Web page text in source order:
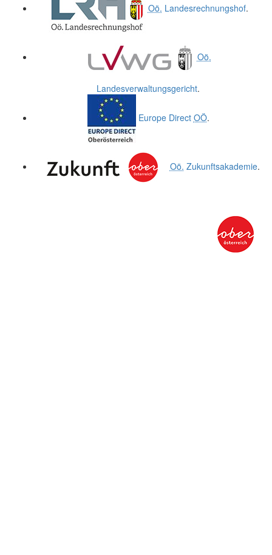
Oö. Landesrechnungshof.
Oö.
Landesverwaltungsgericht.
Europe Direct OÖ.
Oö. Zukunftsakademie.